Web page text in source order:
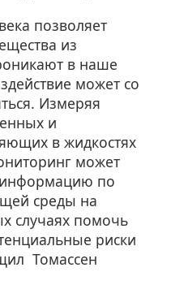
позволяет
из
в наше
может со
Измеряя
и
в жидкостях
может
информацию по
среды на
случаях помочь
риски
Томассен